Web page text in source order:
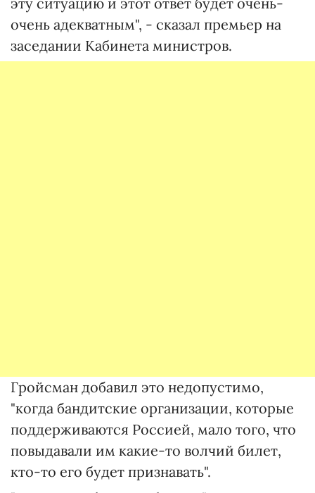
очень адекватным", - сказал премьер на
заседании Кабинета министров.
Гройсман добавил это недопустимо,
"когда бандитские организации, которые
поддерживаются Россией, мало того, что
повыдавали им какие-то волчий билет,
кто-то его будет признавать".